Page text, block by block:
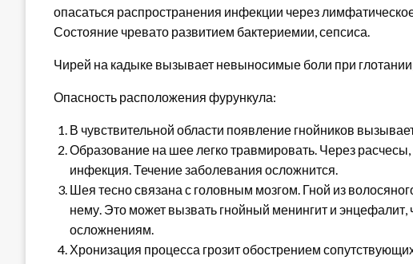
опасаться распространения инфекции через
Состояние чревато развитием бактериемии, сепсиса.
Чирей на кадыке вызывает невыносимые боли при
Опасность расположения фурункула:
В чувствительной области появление гнойников
Образование на шее легко травмировать. Через
инфекция. Течение заболевания осложнится.
Шея тесно связана с головным мозгом. Гной из
нему. Это может вызвать гнойный менингит и энцефалит,
осложнениям.
Хронизация процесса грозит обострением